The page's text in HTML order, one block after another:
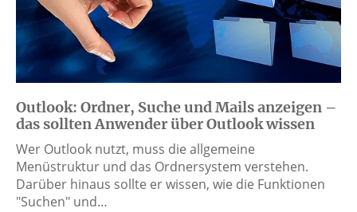
Outlook: Ordner, Suche und Mails anzeigen –
das sollten Anwender über Outlook wissen
Wer Outlook nutzt, muss die allgemeine
Menüstruktur und das Ordnersystem verstehen.
Darüber hinaus sollte er wissen, wie die Funktionen
"Suchen" und…